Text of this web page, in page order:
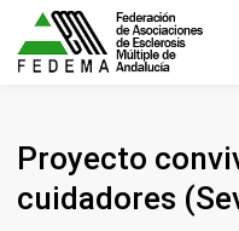
Proyecto
cuidadores